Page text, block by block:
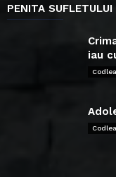
PENITA SUFLETULUI
iau
Codlea
Codlea